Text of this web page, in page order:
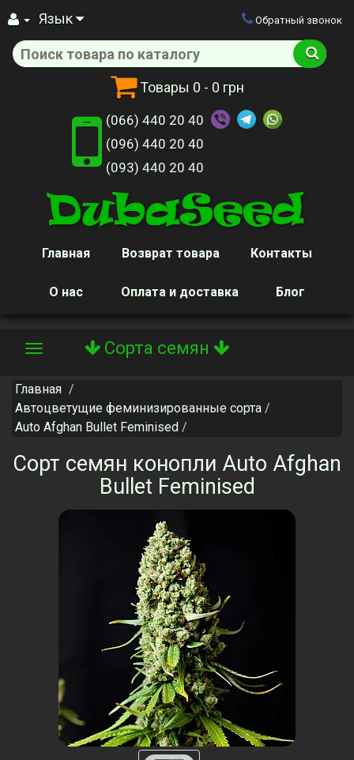
Язык
Товары 0 - 0 грн
Обратный звонок
(066) 440 20 40
(096) 440 20 40
(093) 440 20 40
Главная Возврат товара Контакты
О нас Оплата и доставка Блог
Сорта семян
Toggle
Главная
Автоцветущие феминизированные сорта
Auto Afghan Bullet Feminised
Сорт семян конопли Auto Afghan
Bullet Feminised